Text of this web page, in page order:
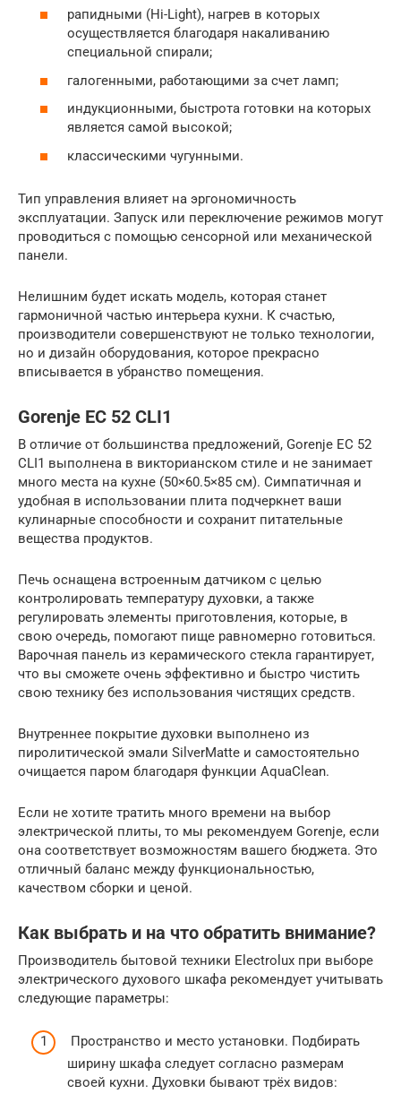
рапидными (Hi-Light), нагрев в которых
осуществляется благодаря накаливанию
специальной спирали;
галогенными, работающими за счет ламп;
индукционными, быстрота готовки на которых
является самой высокой;
классическими чугунными.
Тип управления влияет на эргономичность
эксплуатации. Запуск или переключение режимов могут
проводиться с помощью сенсорной или механической
панели.
Нелишним будет искать модель, которая станет
гармоничной частью интерьера кухни. К счастью,
производители совершенствуют не только технологии,
но и дизайн оборудования, которое прекрасно
вписывается в убранство помещения.
Gorenje EC 52 CLI1
В отличие от большинства предложений, Gorenje EC 52
CLI1 выполнена в викторианском стиле и не занимает
много места на кухне (50×60.5×85 см). Симпатичная и
удобная в использовании плита подчеркнет ваши
кулинарные способности и сохранит питательные
вещества продуктов.
Печь оснащена встроенным датчиком с целью
контролировать температуру духовки, а также
регулировать элементы приготовления, которые, в
свою очередь, помогают пище равномерно готовиться.
Варочная панель из керамического стекла гарантирует,
что вы сможете очень эффективно и быстро чистить
свою технику без использования чистящих средств.
Внутреннее покрытие духовки выполнено из
пиролитической эмали SilverMatte и самостоятельно
очищается паром благодаря функции AquaClean.
Если не хотите тратить много времени на выбор
электрической плиты, то мы рекомендуем Gorenje, если
она соответствует возможностям вашего бюджета. Это
отличный баланс между функциональностью,
качеством сборки и ценой.
Как выбрать и на что обратить внимание?
Производитель бытовой техники Electrolux при выборе
электрического духового шкафа рекомендует учитывать
следующие параметры:
Пространство и место установки. Подбирать
ширину шкафа следует согласно размерам
своей кухни. Духовки бывают трёх видов: